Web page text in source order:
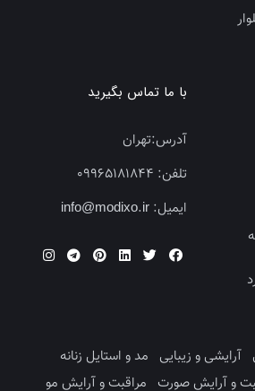
با ما تماس بگیرید
آدرس:تهران
تلفن:
ایمیل:
آرایشی و زیبایی
مد و استایل زنانه
و آرایش صورت مراقبت و آرایش مو